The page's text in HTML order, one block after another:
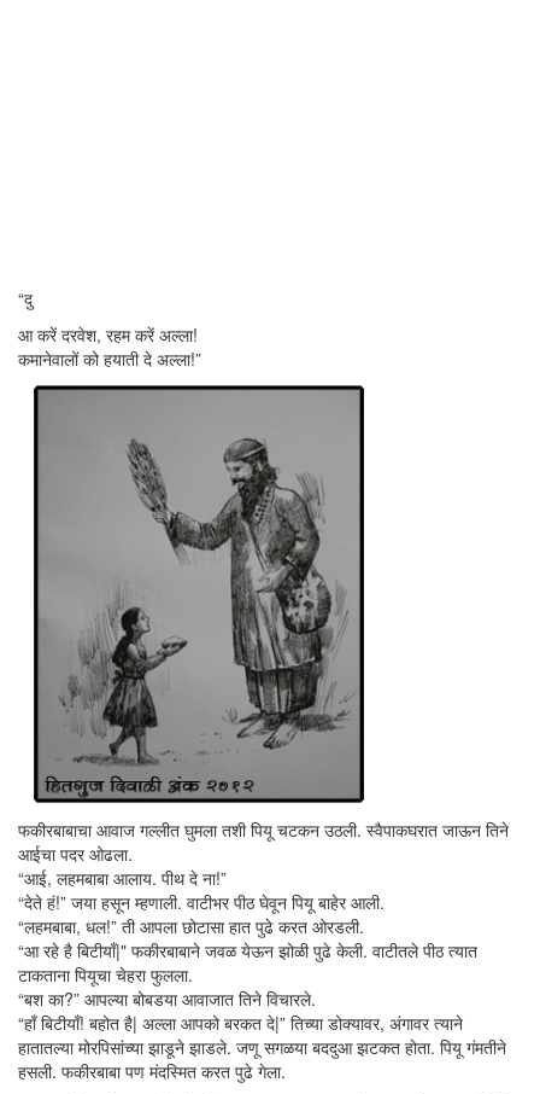
“दु
आ करें दरवेश, रहम करें अल्ला!
कमानेवालों को हयाती दे अल्ला!”
फकीरबाबाचा आवाज गल्लीत घुमला तशी पियू चटकन उठली. स्वैपाकघरात जाऊन तिने
आईचा पदर ओढला.
“आई, लहमबाबा आलाय. पीथ दे ना!”
“देते हं!” जया हसून म्हणाली. वाटीभर पीठ घेवून पियू बाहेर आली.
“लहमबाबा, धल!” ती आपला छोटासा हात पुढे करत ओरडली.
“आ रहे है बिटीयाँ|" फकीरबाबाने जवळ येऊन झोळी पुढे केली. वाटीतले पीठ त्यात
टाकताना पियूचा चेहरा फुलला.
“बश का?” आपल्या बोबडया आवाजात तिने विचारले.
“हाँ बिटीयाँ! बहोत है| अल्ला आपको बरकत दे|” तिच्या डोक्यावर, अंगावर त्याने
हातातल्या मोरपिसांच्या झाडूने झाडले. जणू सगळया बददुआ झटकत होता. पियू गंमतीने
हसली. फकीरबाबा पण मंदस्मित करत पुढे गेला.